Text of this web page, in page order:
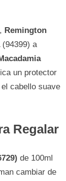
Remington
(94399) a
un protector
cabello suave
Regalar
de 100ml
cambiar de